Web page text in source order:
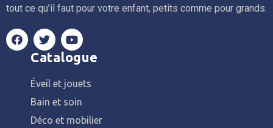
tout ce qu’il faut pour votre enfant, petits comme pour grands.
Catalogue
Éveil et jouets
Bain et soin
Déco et mobilier